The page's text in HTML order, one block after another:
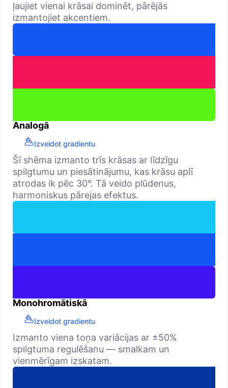
ļaujiet vienai krāsai dominēt, pārējās
izmantojiet akcentiem.
Analogā
Izveidot gradientu
Šī shēma izmanto trīs krāsas ar līdzīgu
spilgtumu un piesātinājumu, kas krāsu aplī
atrodas ik pēc 30°. Tā veido plūdenus,
harmoniskus pārejas efektus.
Monohromātiskā
Izveidot gradientu
Izmanto viena toņa variācijas ar ±50%
spilgtuma regulēšanu — smalkam un
vienmērīgam izskatam.